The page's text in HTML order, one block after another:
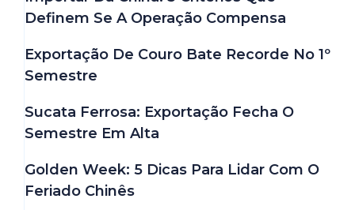
Definem Se A Operação Compensa
Exportação De Couro Bate Recorde No 1º
Semestre
Sucata Ferrosa: Exportação Fecha O
Semestre Em Alta
Golden Week: 5 Dicas Para Lidar Com O
Feriado Chinês